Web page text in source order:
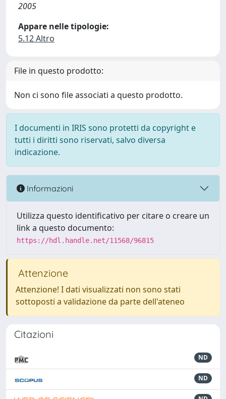
2005
Appare nelle tipologie:
5.12 Altro
File in questo prodotto:
Non ci sono file associati a questo prodotto.
I documenti in IRIS sono protetti da copyright e
tutti i diritti sono riservati, salvo diversa
indicazione.
Informazioni
Utilizza questo identificativo per citare o creare un
link a questo documento:
https://hdl.handle.net/11568/96815
Attenzione
Attenzione! I dati visualizzati non sono stati
sottoposti a validazione da parte dell'ateneo
Citazioni
ND
ND